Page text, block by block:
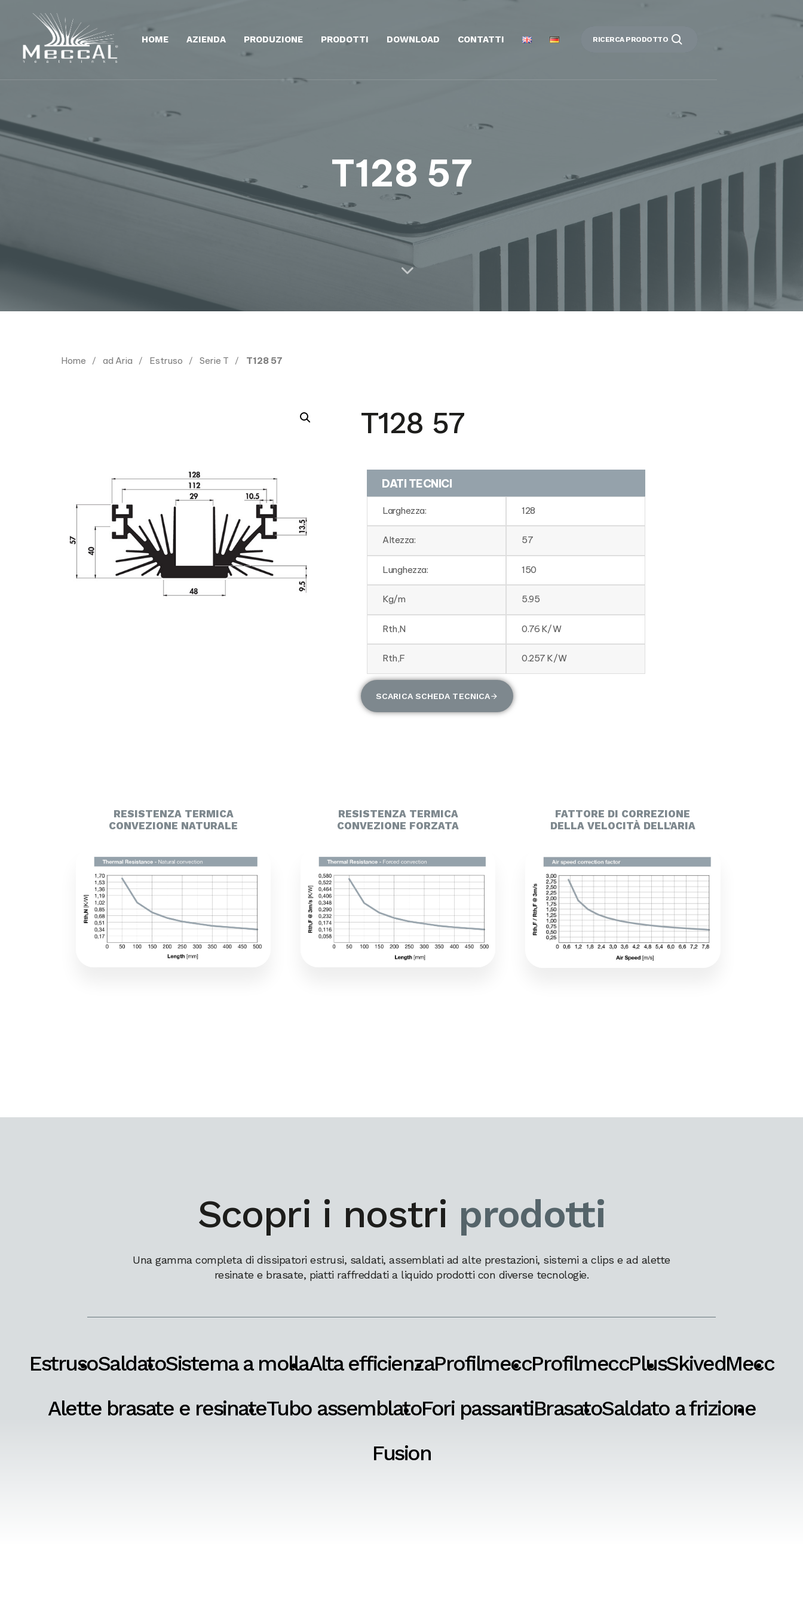
HOME AZIENDA PRODUZIONE PRODOTTI DOWNLOAD CONTATTI RICERCA PRODOTTO
T128 57
Home ad Aria Estruso Serie T T128 57
T128 57
DATI TECNICI
Larghezza: 128
Altezza: 57
Lunghezza: 150
Kg/m 5.95
Rth,N 0.76 K/W
Rth,F 0.257 K/W
SCARICA SCHEDA TECNICA
RESISTENZA TERMICA
CONVEZIONE NATURALE
RESISTENZA TERMICA
CONVEZIONE FORZATA
FATTORE DI CORREZIONE
DELLA VELOCITÀ DELL’ARIA
Scopri i nostri prodotti
Una gamma completa di dissipatori estrusi, saldati, assemblati ad alte prestazioni, sistemi a clips e ad alette
resinate e brasate, piatti raffreddati a liquido prodotti con diverse tecnologie.
EstrusoSaldatoSistema a mollaAlta efficienzaProfilmeccProfilmeccPlusSkivedMecc
Alette brasate e resinateTubo assemblatoFori passantiBrasatoSaldato a frizione
Fusion